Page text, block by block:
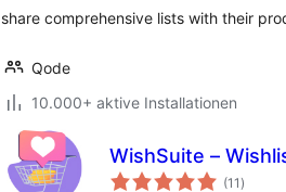
share comprehensive lists with their
Qode
10.000+ aktive Installationen
WishSuite –
(11 )